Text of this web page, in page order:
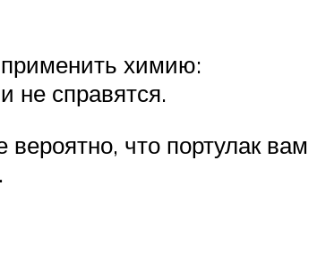
химию:
не справятся.
что портулак вам